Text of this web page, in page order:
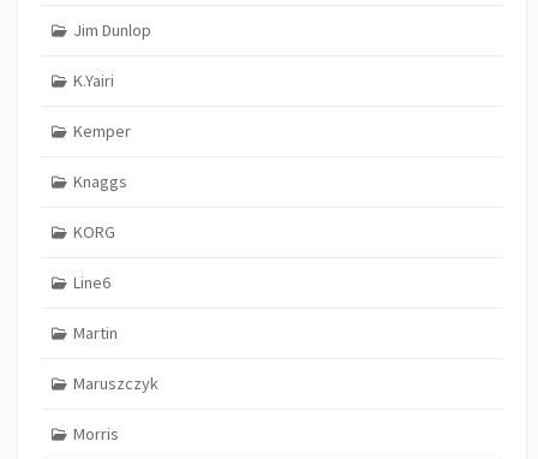
Jim Dunlop
K.Yairi
Kemper
Knaggs
KORG
Line6
Martin
Maruszczyk
Morris